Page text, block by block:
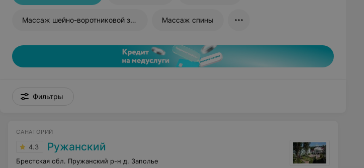
Массаж шейно-воротниковой зоны Массаж спины
Фильтры
САНАТОРИЙ
4.3 Ружанский
Брестская обл. Пружанский р-н д. Заполье